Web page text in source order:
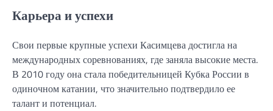
Карьера и успехи
Свои первые крупные успехи Касимцева достигла на
международных соревнованиях, где заняла высокие места.
В 2010 году она стала победительницей Кубка России в
одиночном катании, что значительно подтвердило ее
талант и потенциал.